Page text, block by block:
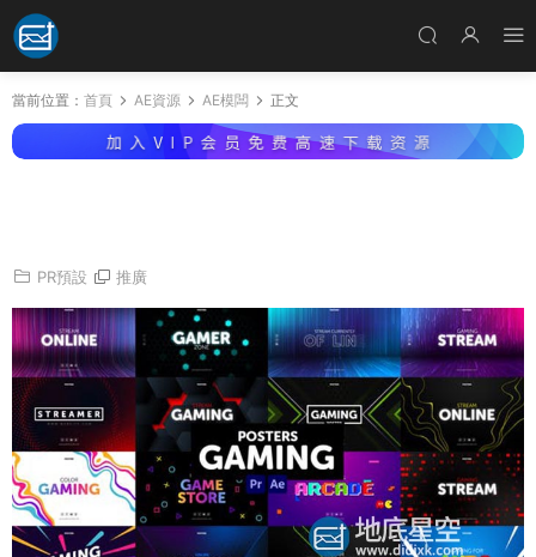
當前位置： 首頁 AE資源 AE模闆 正文
PR預設 推廣